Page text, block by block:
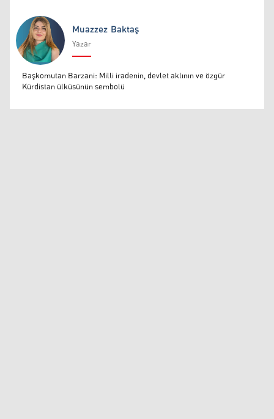
Muazzez Baktaş
Muazzez Baktaş
Yazar
Başkomutan Barzani: Milli iradenin, devlet aklının ve özgür
Kürdistan ülküsünün sembolü